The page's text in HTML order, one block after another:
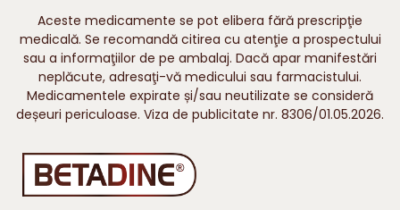
Aceste medicamente se pot elibera fără prescripţie
medicală. Se recomandă citirea cu atenţie a prospectului
sau a informaţiilor de pe ambalaj. Dacă apar manifestări
neplăcute, adresaţi-vă medicului sau farmacistului.
Medicamentele expirate și/sau neutilizate se consideră
deșeuri periculoase. Viza de publicitate nr. 8306/01.05.2026.